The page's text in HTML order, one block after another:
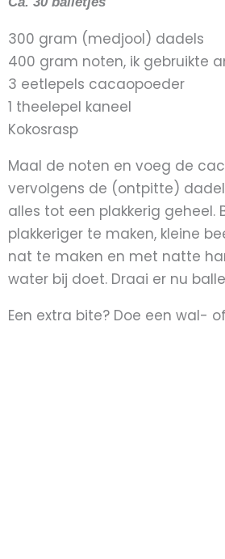
300 gram (medjool) dadels
400 gram noten, ik gebruikte
3 eetlepels cacaopoeder
1 theelepel kaneel
Kokosrasp
Maal de noten en voeg de
vervolgens de (ontpitte)
alles tot een plakkerig
plakkeriger te maken, kleine
nat te maken en met natte
water bij doet. Draai er nu
Een extra bite? Doe een wal-